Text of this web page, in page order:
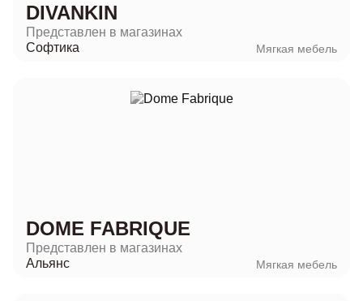
DIVANKIN
Представлен в магазинах
Софтика
Мягкая мебель
DOME FABRIQUE
Представлен в магазинах
Альянс
Мягкая мебель